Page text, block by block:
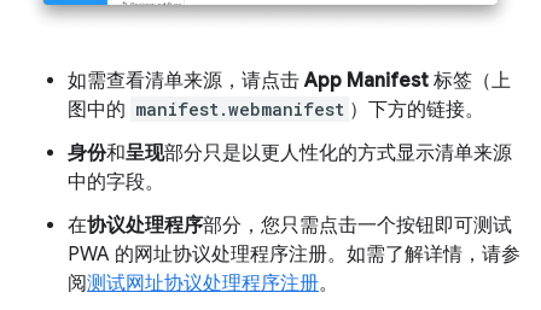
如需查看清单来源，请点击App Manifest 标签（上
图中的 manifest.webmanifest ）下方的链接。
身份和呈现部分只是以更人性化的方式显示清单来源
中的字段。
在协议处理程序部分，您只需点击一个按钮即可测试
PWA 的网址协议处理程序注册。如需了解详情，请参
阅测试网址协议处理程序注册。